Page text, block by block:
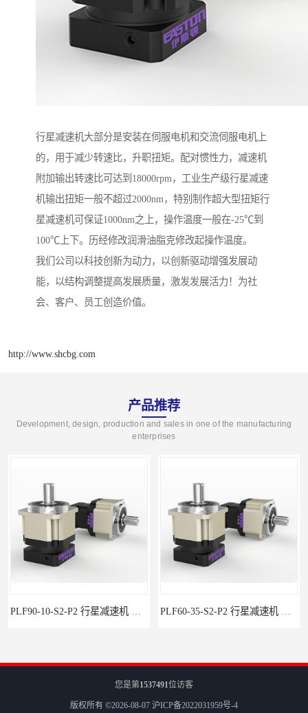
行星减速机大部分是安装在伺服电机和交流伺服电机上
的，用于减少转速比，升职扭矩。配对惯性力，减速机
附加输出转速比可达到18000rpm，工业生产级行星减速
机输出扭矩一般不超过2000nm，特别制作超大型扭矩行
星减速机可保证1000nm之上，操作温度一般在-25℃到
100℃上下。历经修改润滑油脂克修改起操作温度。
我们公司以科技创新为动力，以创新驱动增强发展动
能，以结构调整提高发展质量，激发发展活力！为社
会、客户、员工创造价值。
http://www.shcbg.com
产品推荐
Development, design, production and sales in one of the manufacturing
enterprises
您是第1537491位访客
版权所有 ©2026-08-07 沪ICP备2022031959号-4